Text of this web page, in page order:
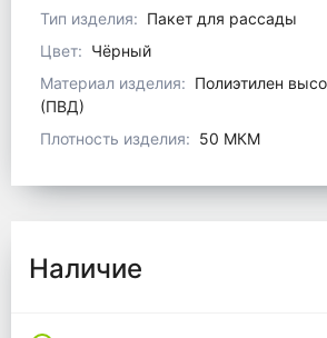
Тип изделия: Пакет для рассады
Цвет: Чёрный
Материал изделия: Полиэтилен
(ПВД)
Плотность изделия: 50 МКМ
Наличие